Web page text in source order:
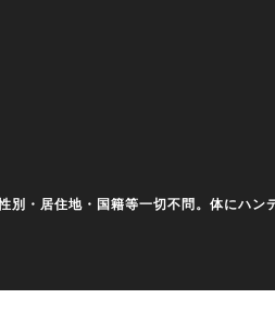
・居住地・国籍等一切不問。体にハン